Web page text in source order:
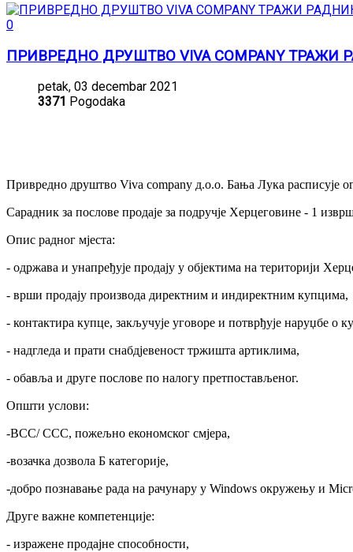
0
ПРИВРЕДНО ДРУШТВО VIVA COMPANY ТРАЖИ
petak, 03 decembar 2021
3371 Pogodaka
Привредно друштво Viva company д.о.о. Бања Лука расписује
Сарадник за послове продаје за подручје Херцеговине - 1
Опис радног мјеста:
- одржава и унапређује продају у објектима на територији
- врши продају производа директним и индиректним купцима,
- контактира купце, закључује уговоре и потврђује наруџбе о
- надгледа и прати снабдјевеност тржишта артиклима,
- обавља и друге послове по налогу претпостављеног.
Општи услови:
-ВСС/ ССС, пожељно економског смјера,
-возачка дозвола Б категорије,
-добро познавање рада на рачунару у Windows окружењу и
Друге важне компетенције:
- изражене продајне способности,